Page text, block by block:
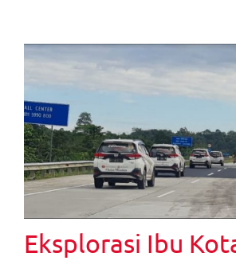
Eksplorasi Ibu